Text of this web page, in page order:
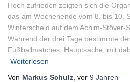
Hoch zufrieden zeigten sich die
das am Wochenende vom 8. bis 10.
Winterscheid auf dem Achim-Stöver-
Während der drei Tage bestimmte
Fußballmatches: Hauptsache, mit
Weiterlesen
Von Markus Schulz , vor 9 Jahren